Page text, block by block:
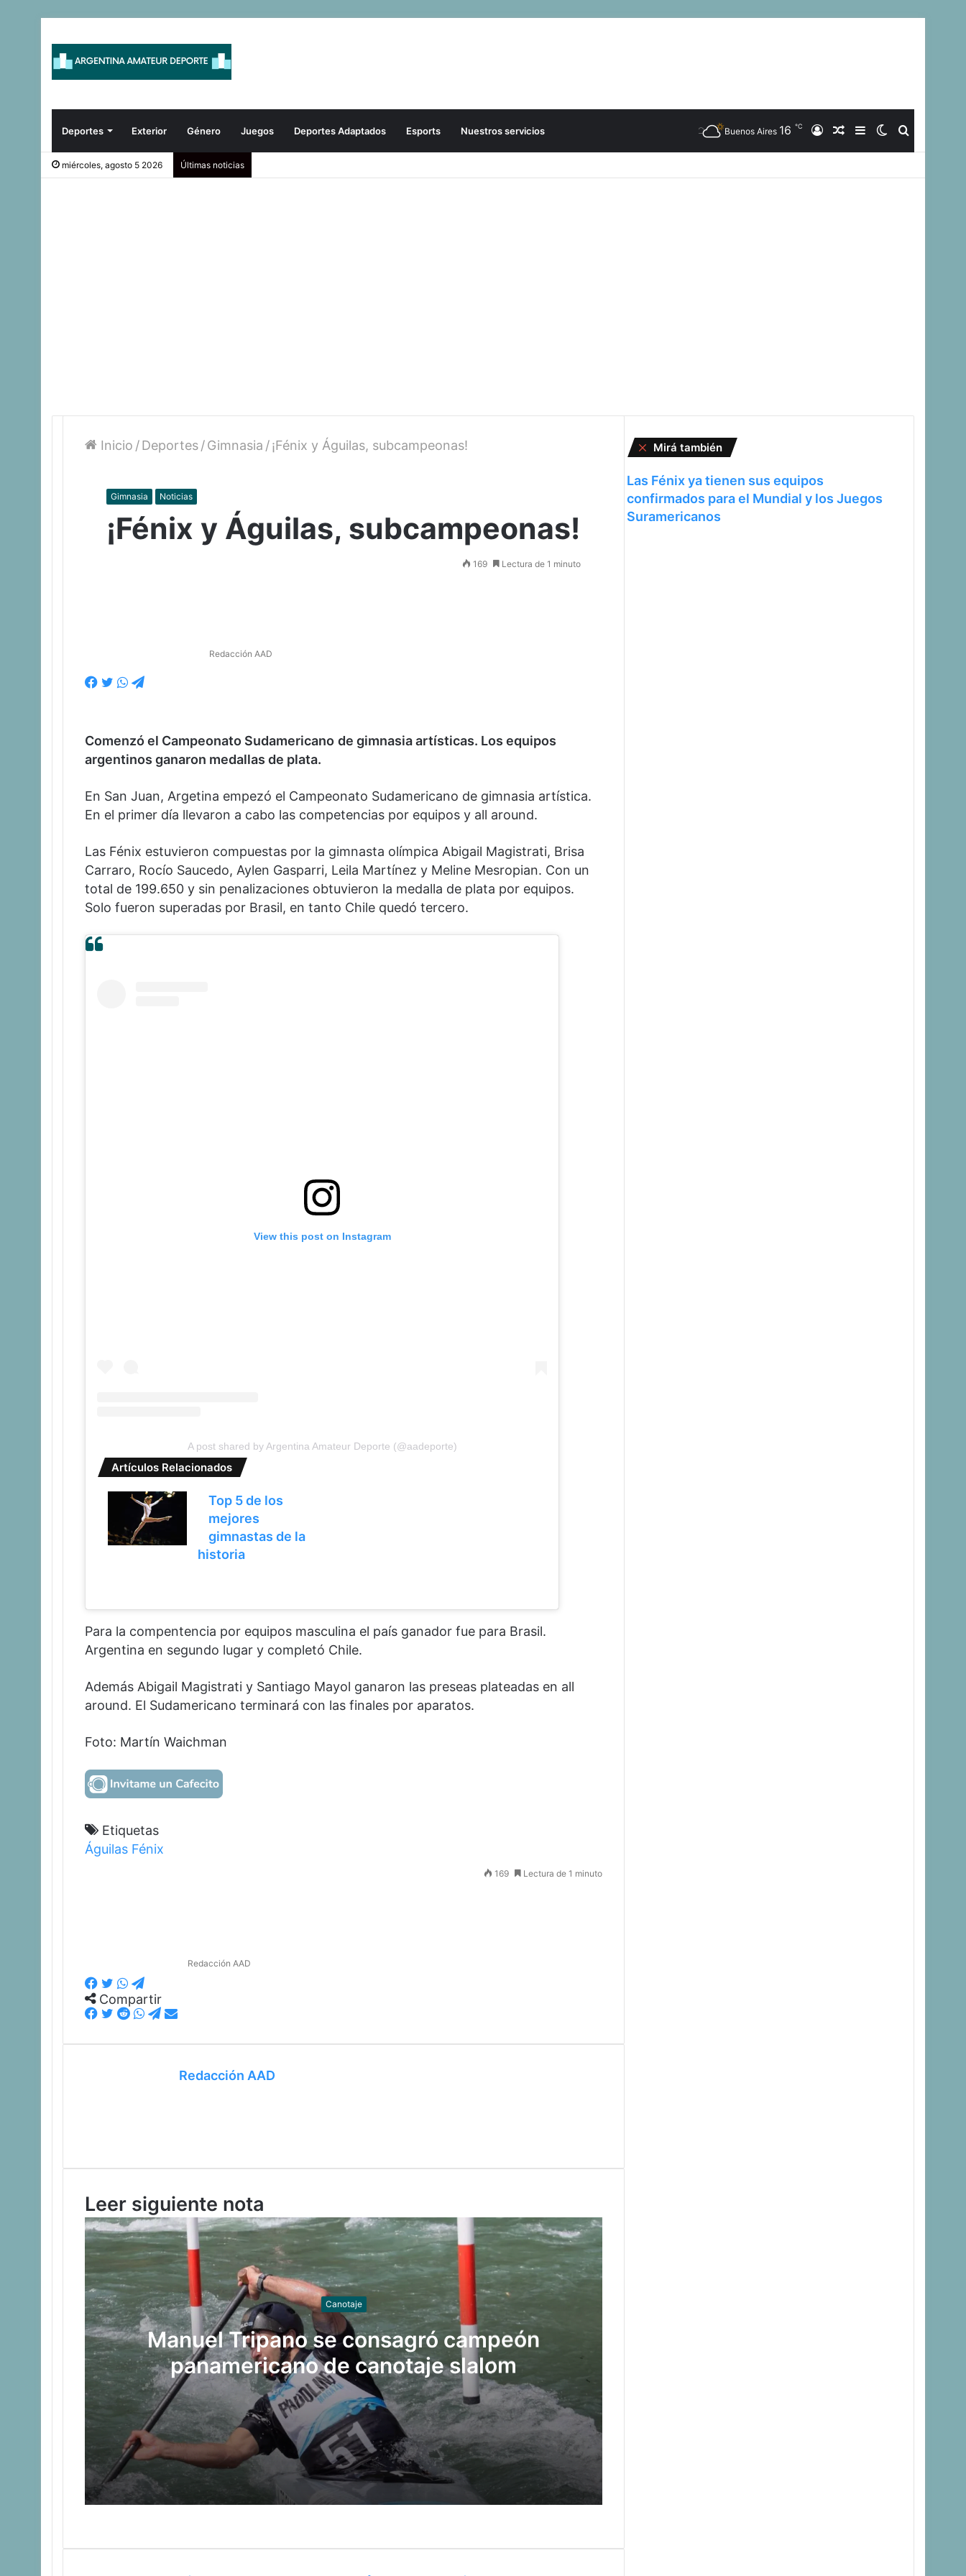
Deportes Exterior Género Juegos Deportes Adaptados Esports Nuestros servicios Buscar
Switch
Barra
Artículo
Iniciar
Buenos Aires 16 ℃
miércoles, agosto 5 2026 Últimas noticias
Inicio /Deportes/Gimnasia /¡Fénix y Águilas, subcampeonas!
Gimnasia Noticias
¡Fénix y Águilas, subcampeonas!
Redacción AAD
169 Lectura de 1 minuto
Facebook
Twitter
WhatsApp
Telegram
Comenzó el Campeonato Sudamericano de gimnasia artísticas. Los equipos
argentinos ganaron medallas de plata.
En San Juan, Argetina empezó el Campeonato Sudamericano de gimnasia artística.
En el primer día llevaron a cabo las competencias por equipos y all around.
Las Fénix estuvieron compuestas por la gimnasta olímpica Abigail Magistrati, Brisa
Carraro, Rocío Saucedo, Aylen Gasparri, Leila Martínez y Meline Mesropian. Con un
total de 199.650 y sin penalizaciones obtuvieron la medalla de plata por equipos.
Solo fueron superadas por Brasil, en tanto Chile quedó tercero.
View this post on Instagram
A post shared by Argentina Amateur Deporte (@aadeporte)
Artículos Relacionados
Top 5 de los
mejores
gimnastas de la
historia
Para la compentencia por equipos masculina el país ganador fue para Brasil.
Argentina en segundo lugar y completó Chile.
Además Abigail Magistrati y Santiago Mayol ganaron las preseas plateadas en all
around. El Sudamericano terminará con las finales por aparatos.
Foto: Martín Waichman
Etiquetas
Águilas Fénix
Redacción AAD
169 Lectura de 1 minuto
Facebook
Twitter
WhatsApp
Telegram
Compartir
Facebook
Twitter
Reddit
WhatsApp
Telegram
Compartir
correo
Redacción AAD
Leer siguiente nota
Canotaje
Manuel Tripano se consagró campeón
panamericano de canotaje slalom
Manuel Tripano se consagró campeón panamericano de canotaje slalom
Mirá también
Cerrar
Las Fénix ya tienen sus equipos
confirmados para el Mundial y los Juegos
Suramericanos